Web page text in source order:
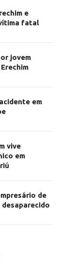
e
fatal
jovem
em
vive
em
de
desaparecido